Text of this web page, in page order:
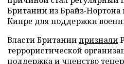
Британии из Брайз-Нортона
Кипре для поддержки
Власти Британиипризнали
террористической
поддержка и членство